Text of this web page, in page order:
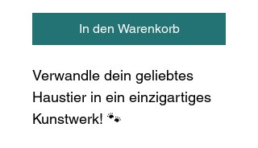
In den Warenkorb
Verwandle dein geliebtes
Haustier in ein einzigartiges
Kunstwerk! 🐾